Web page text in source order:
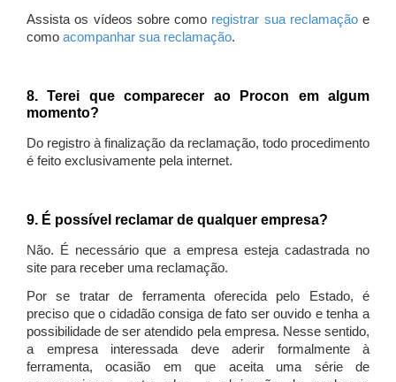
Assista os vídeos sobre como registrar sua reclamaçãoe
como acompanhar sua reclamação.
8. Terei que comparecer ao Procon em algum
momento?
Do registro à finalização da reclamação, todo procedimento
é feito exclusivamente pela internet.
9. É possível reclamar de qualquer empresa?
Não. É necessário que a empresa esteja cadastrada no
site para receber uma reclamação.
Por se tratar de ferramenta oferecida pelo Estado, é
preciso que o cidadão consiga de fato ser ouvido e tenha a
possibilidade de ser atendido pela empresa. Nesse sentido,
a empresa interessada deve aderir formalmente à
ferramenta, ocasião em que aceita uma série de